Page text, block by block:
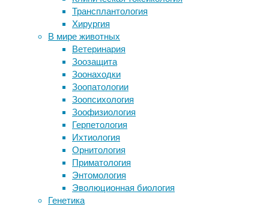
Трансплантология
Хирургия
В мире животных
Ветеринария
Зоозащита
Зоонаходки
Зоопатологии
Зоопсихология
Зоофизиология
Герпетология
Ихтиология
Орнитология
Приматология
Энтомология
Эволюционная биология
Генетика
22/06/2023
биология
Группа
японских
исследователей
доказала,
микроскопические
черви
используют
электрические
поля
крайне
«стекленеющие» белки
Три четверти врачей считают
льготные лекарства недоступными
для пациентов
Мозг креветки оказался сложнее,
чем считалось
Высокобелковая диета может
укорачивать жизнь не меньше, чем
курение
Быстрая ходьба помогла преодолеть
желание закурить
Следите за новостями